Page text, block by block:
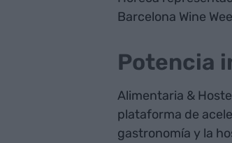
Barcelona Wine
Potencia
Alimentaria &
plataforma de
gastronomía y la